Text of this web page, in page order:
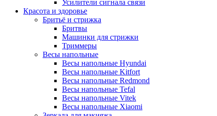
Усилители сигнала связи
Красота и здоровье
Бритьё и стрижка
Бритвы
Машинки для стрижки
Триммеры
Весы напольные
Весы напольные Hyundai
Весы напольные Kitfort
Весы напольные Redmond
Весы напольные Tefal
Весы напольные Vitek
Весы напольные Xiaomi